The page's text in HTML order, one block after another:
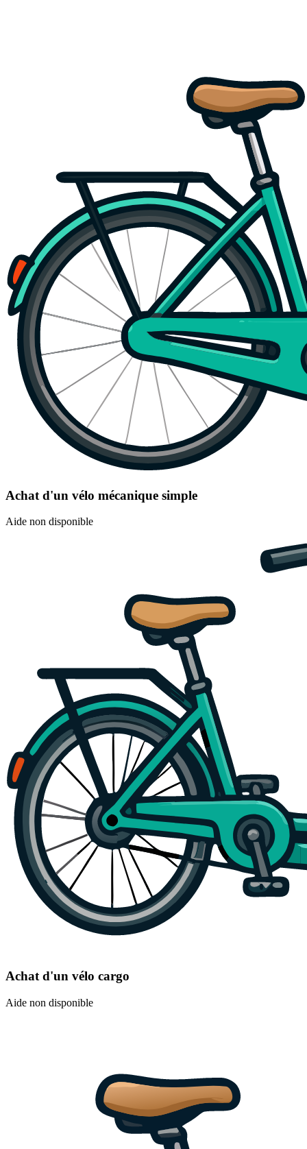
Achat d'un vélo mécanique simple
Aide non disponible
Achat d'un vélo cargo
Aide non disponible